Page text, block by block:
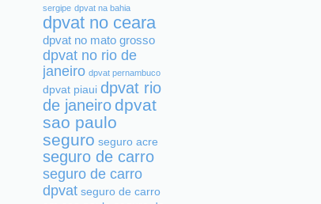
sergipe dpvat na bahia
dpvat no ceara
dpvat no mato grosso
dpvat no rio de
janeiro dpvat pernambuco
dpvat piaui dpvat rio
de janeiro dpvat
sao paulo
seguro seguro acre
seguro de carro
seguro de carro
dpvat seguro de carro